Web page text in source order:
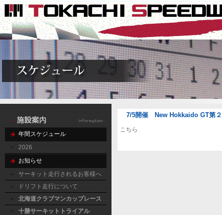
年間スケジュール
2026
お知らせ
サーキット走行されるお客様へ
ドリフト走行について
北海道クラブマンカップレース
十勝サーキットトライアル
7/5開催 New Hokkaido GT第
こちら